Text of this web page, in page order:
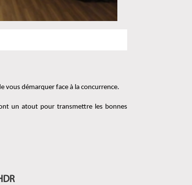
vous démarquer face à la concurrence.
un atout pour transmettre les bonnes